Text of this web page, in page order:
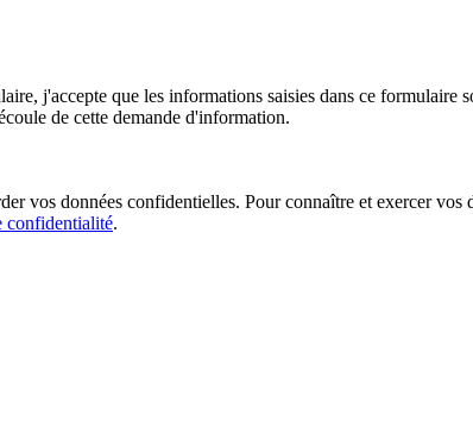
j'accepte que les informations saisies dans ce formulaire
de cette demande d'information.
vos données confidentielles. Pour connaître et exercer
confidentialité.